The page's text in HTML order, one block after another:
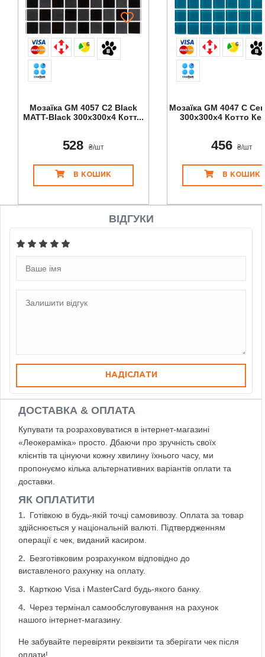
6
Мозаїка GM 4057 C2 Вlack
MATT-Black 300x300x4 Котт...
528 ₴/шт
В КОШИК
6
Мозаїка GM 4047 C
300x300x4 Котто
456 ₴/шт
В КОШИК
ВІДГУКИ
НАДІСЛАТИ
ДОСТАВКА & ОПЛАТА
Купувати та розраховуватися в інтернет-магазині
«Леокераміка» просто. Дбаючи про зручність своїх
клієнтів та цінуючи кожну хвилину їхнього часу, ми
пропонуємо кілька альтернативних варіантів оплати та
доставки.
ЯК ОПЛАТИТИ
Готівкою в будь-якій точці самовивозу. Оплата за товар
здійснюється у національній валюті. Підтвердженням
операції є чек, виданий касиром.
Безготівковим розрахунком відповідно до
виставленого рахунку на оплату.
Карткою Visa і MasterCard будь-якого банку.
Через термінал самообслуговування на рахунок
нашого інтернет-магазину.
Не забувайте перевіряти реквізити та зберігати чек після
оплати!